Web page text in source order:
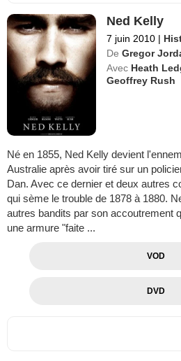
Ned Kelly
7 juin 2010 |
De Gregor
Avec Heath
Geoffrey Rush
Né en 1855, Ned Kelly devient
Australie après avoir tiré sur un
Dan. Avec ce dernier et deux autres
qui sème le trouble de 1878 à 1880.
autres bandits par son accoutrement
une armure "faite ...
VOD
DVD